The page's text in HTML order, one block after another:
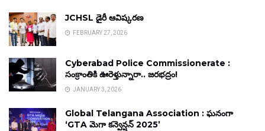
JCHSL డైరీ ఆవిష్కరణ
FEBRUARY 27, 2026
Cyberabad Police Commissionerate :
సంక్రాంతికి ఊరెళ్తున్నారా.. జరభద్రం!
JANUARY 3, 2026
Global Telangana Association : ఘనంగా
‘GTA మెగా కన్వెన్షన్ 2025’